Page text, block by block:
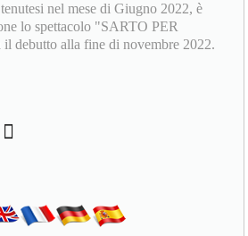
nel mese di Giugno 2022, è
lo spettacolo "SARTO PER
debutto alla fine di novembre 2022.